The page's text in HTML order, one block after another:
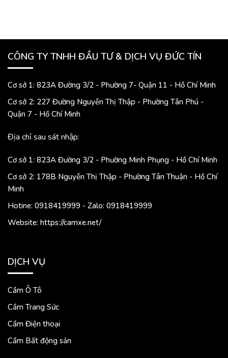
CÔNG TY TNHH ĐẦU TƯ & DỊCH VỤ ĐỨC TÍN
Cơ sở 1: 823A Đường 3/2 - Phường 7- Quận 11 - Hồ Chí Minh
Cơ sở 2: 227 Đường Nguyễn Thị Thập - Phường Tân Phú -
Quận 7 - Hồ Chí Minh
Địa chỉ sau sát nhập:
Cơ sở 1: 823A Đường 3/2 - Phường Minh Phụng - Hồ Chí Minh
Cơ sở 2: 178B Nguyễn Thị Thập - Phường Tân Thuận - Hồ Chí
Minh
Hotine: 0918419999 - Zalo: 0918419999
Website: https://camxe.net/
DỊCH VỤ
Cầm Ô Tô
Cầm Trang Sức
Cầm Điện thoại
Cầm Bất động sản